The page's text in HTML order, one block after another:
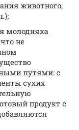
животного,
молодняка
не
путями: с
сухих
продукт с